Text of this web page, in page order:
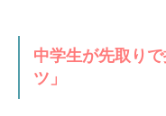
中学生が先取り
ツ」